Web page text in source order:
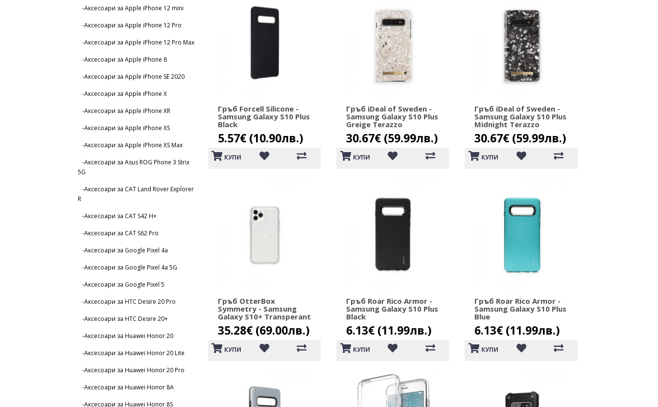
-Аксесоари за Apple iPhone 12 mini
-Аксесоари за Apple iPhone 12 Pro
-Аксесоари за Apple iPhone 12 Pro Max
-Аксесоари за Apple iPhone 8
-Аксесоари за Apple iPhone SE 2020
-Аксесоари за Apple iPhone X
-Аксесоари за Apple iPhone XR
-Аксесоари за Apple iPhone XS
-Аксесоари за Apple iPhone XS Max
-Аксесоари за Asus ROG Phone 3 Strix
5G
-Аксесоари за CAT Land Rover Explorer
R
-Аксесоари за CAT S42 H+
-Аксесоари за CAT S62 Pro
-Аксесоари за Google Pixel 4a
-Аксесоари за Google Pixel 4a 5G
-Аксесоари за Google Pixel 5
-Аксесоари за HTC Desire 20 Pro
-Аксесоари за HTC Desire 20+
-Аксесоари за Huawei Honor 20
-Аксесоари за Huawei Honor 20 Lite
-Аксесоари за Huawei Honor 20 Pro
-Аксесоари за Huawei Honor 8A
-Аксесоари за Huawei Honor 8S
Гръб Forcell Silicone -
Samsung Galaxy S10 Plus
Black
5.57€ (10.90лв.)
КУПИ
Гръб iDeal of Sweden -
Samsung Galaxy S10 Plus
Greige Terazzo
30.67€ (59.99лв.)
КУПИ
Гръб iDeal of Sweden -
Samsung Galaxy S10 Plus
Midnight Terazzo
30.67€ (59.99лв.)
КУПИ
Гръб OtterBox
Symmetry - Samsung
Galaxy S10+ Transperant
35.28€ (69.00лв.)
КУПИ
Гръб Roar Rico Armor -
Samsung Galaxy S10 Plus
Black
6.13€ (11.99лв.)
КУПИ
Гръб Roar Rico Armor -
Samsung Galaxy S10 Plus
Blue
6.13€ (11.99лв.)
КУПИ